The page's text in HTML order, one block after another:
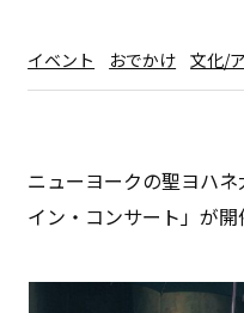
イベント おでかけ 文化/
ニューヨークの聖ヨハ
イン・コンサート」が開